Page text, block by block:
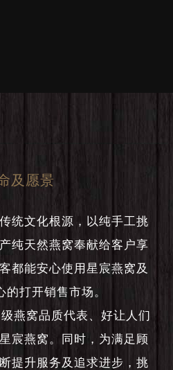
及愿景
统文化根源，以纯手工挑
纯天然燕窝奉献给客户享
都能安心使用星宸燕窝及
的打开销售市场。
燕窝品质代表、好让人们
宸燕窝。同时，为满足顾
提升服务及追求进步，挑